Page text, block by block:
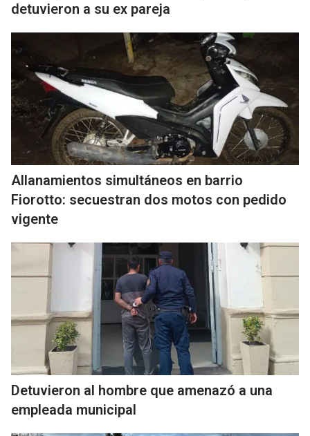
detuvieron a su ex pareja
Allanamientos simultáneos en barrio
Fiorotto: secuestran dos motos con pedido
vigente
Detuvieron al hombre que amenazó a una
empleada municipal